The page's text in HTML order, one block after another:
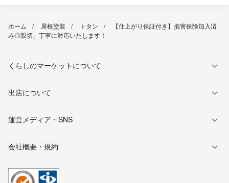
ホーム 屋根塗装 トタン
【仕上がり保証付き】損害保険加入済
み◎親切、丁寧に対応いたします！
くらしのマーケットについて
出店について
運営メディア・SNS
会社概要・規約